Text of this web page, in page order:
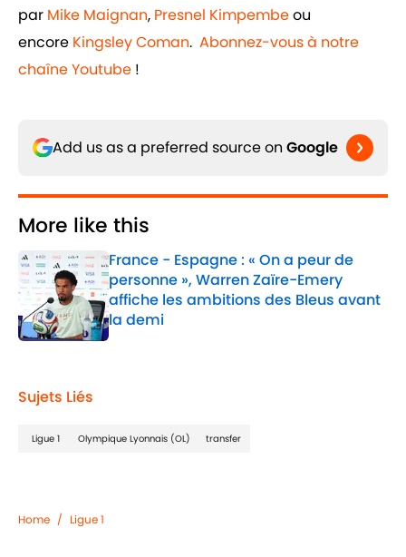
par Mike Maignan, Presnel Kimpembeou
encore Kingsley Coman. Abonnez-vous à notre
chaîne Youtube !
Add us as a preferred source on Google
More like this
France - Espagne : « On a peur de
personne », Warren Zaïre-Emery
affiche les ambitions des Bleus avant
la demi
Published by on Invalid Date
Sujets Liés
Ligue 1 Olympique Lyonnais (OL) transfer
Home / Ligue 1